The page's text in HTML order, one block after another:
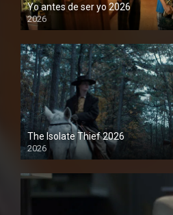
Yo antes de ser yo 2026
2026
1080P
The Isolate Thief 2026
2026
1080P